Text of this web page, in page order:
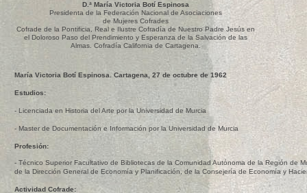
D.ª María Victoria Botí Espinosa
Presidenta de la Federación Nacional de Asociaciones
de Mujeres Cofrades
Cofrade de la Pontificia, Real e Ilustre Cofradía de Nuestro Padre Jesús en
el Doloroso Paso del Prendimiento y Esperanza de la Salvación de las
Almas. Cofradía California de Cartagena.
María Victoria Botí Espinosa. Cartagena, 27 de octubre de 1962
Estudios:
- Licenciada en Historia del Arte por la Universidad de Murcia
- Master de Documentación e Información por la Universidad de Murcia
Profesión:
- Técnico Superior Facultativo de Bibliotecas de la Comunidad Autónoma de la Región de
de la Dirección General de Economía y Planificación, de la Consejería de Economía y
Actividad Cofrade: